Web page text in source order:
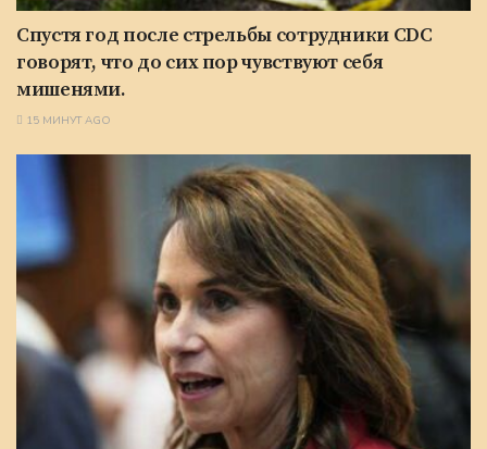
Спустя год после стрельбы сотрудники CDC
говорят, что до сих пор чувствуют себя
мишенями.
15 МИНУТ AGO